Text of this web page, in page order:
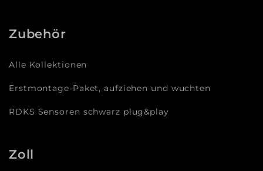
Zubehör
Alle Kollektionen
Erstmontage-Paket, aufziehen und wuchten
RDKS Sensoren schwarz plug&play
Zoll